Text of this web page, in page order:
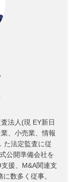
法人(現 EY新日
、小売業、情報
た法定監査に従
公開準備会社を
援、M&A関連支
数多く従事。